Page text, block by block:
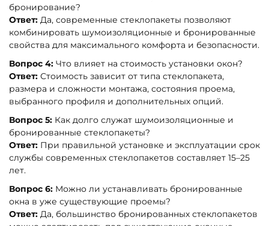
бронирование?
Ответ: Да, современные стеклопакеты позволяют
комбинировать шумоизоляционные и бронированные
свойства для максимального комфорта и безопасности.
Вопрос 4: Что влияет на стоимость установки окон?
Ответ: Стоимость зависит от типа стеклопакета,
размера и сложности монтажа, состояния проема,
выбранного профиля и дополнительных опций.
Вопрос 5: Как долго служат шумоизоляционные и
бронированные стеклопакеты?
Ответ: При правильной установке и эксплуатации срок
службы современных стеклопакетов составляет 15–25
лет.
Вопрос 6: Можно ли устанавливать бронированные
окна в уже существующие проемы?
Ответ: Да, большинство бронированных стеклопакетов